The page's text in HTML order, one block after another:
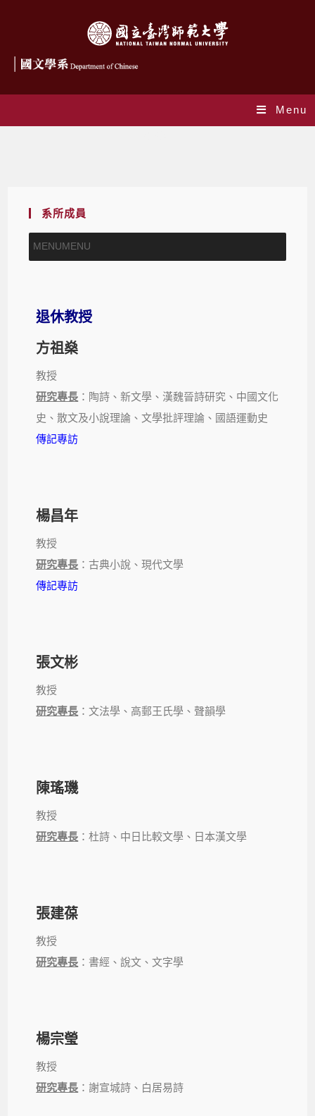
Menu
系所成員
MENUMENU
退休教授
方祖燊
教授
研究專長 ：陶詩、新文學、漢魏晉詩研究、中國文化
史、散文及小說理論、文學批評理論、國語運動史
傳記專訪
楊昌年
教授
研究專長 ：古典小說、現代文學
傳記專訪
張文彬
教授
研究專長 ：文法學、高郵王氏學、聲韻學
陳瑤璣
教授
研究專長 ：杜詩、中日比較文學、日本漢文學
張建葆
教授
研究專長 ：書經、說文、文字學
楊宗瑩
教授
研究專長 ：謝宣城詩、白居易詩